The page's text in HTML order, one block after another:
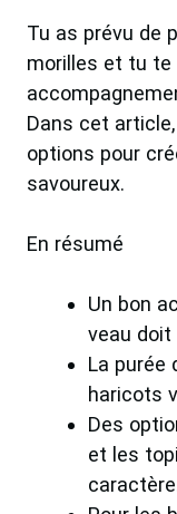
Tu as prévu de
morilles et tu te
Dans cet
options pour
savoureux.
En résumé
Un bon
veau doit
La purée
haricots
Des
et les